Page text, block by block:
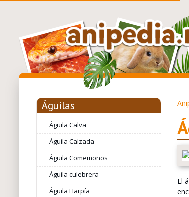
Águilas
Águila Calva
Águila Calzada
Águila Comemonos
Águila culebrera
Águila Harpía
El